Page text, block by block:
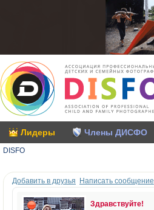
Лидеры Члены ДИСФО
DISFO
Добавить в друзья Написать сообщение
Здравствуйте!